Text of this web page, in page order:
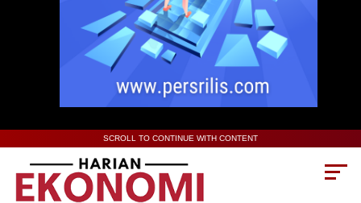
SCROLL TO CONTINUE WITH CONTENT